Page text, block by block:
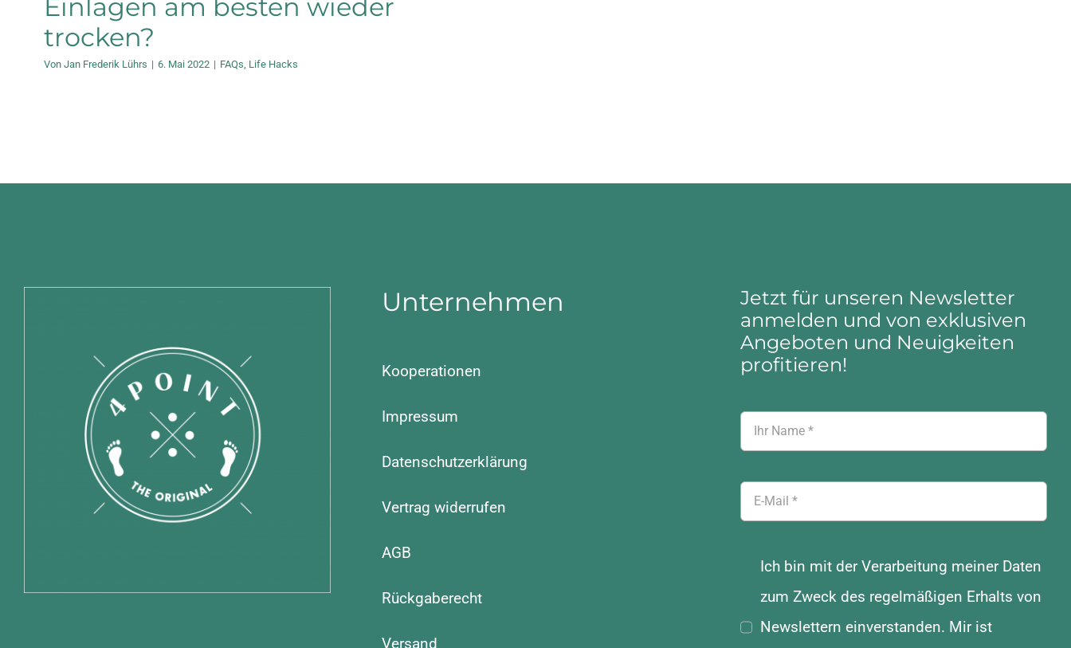
Einlagen am besten wieder
trocken?
Von Jan Frederik Lührs | 6. Mai 2022 | FAQs Life Hacks
Unternehmen
Kooperationen
Impressum
Datenschutzerklärung
Vertrag widerrufen
AGB
Rückgaberecht
Versand
Jetzt für unseren Newsletter
anmelden und von exklusiven
Angeboten und Neuigkeiten
profitieren!
Ich bin mit der Verarbeitung meiner Daten
zum Zweck des regelmäßigen Erhalts von
Newslettern einverstanden. Mir ist